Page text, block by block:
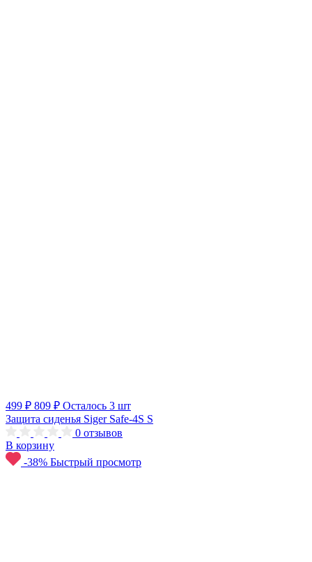
499 ₽ 809 ₽ Осталось 3 шт
Защита сиденья Siger Safe-4S S
0 отзывов
В корзину
-38% Быстрый просмотр